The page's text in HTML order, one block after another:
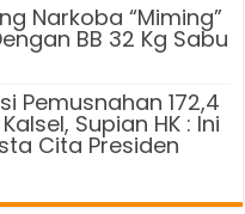
Narkoba “Miming”
BB 32 Kg Sabu
Pemusnahan 172,4
Supian HK : Ini
Cita Presiden